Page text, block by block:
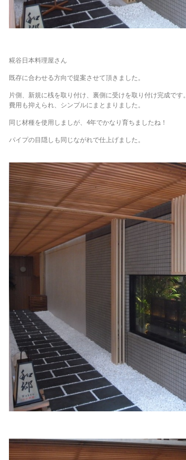
糀谷日本料理屋さん
既存に合わせる方向で提案させて頂きました。
片側、新規に桟を取り付け、裏側に受けを取り付け完成です。
費用も抑えられ、シンプルにまとまりました。
同じ材種を使用しましが、4年でかなり育ちましたね！
パイプの目隠しも同じながれで仕上げました。